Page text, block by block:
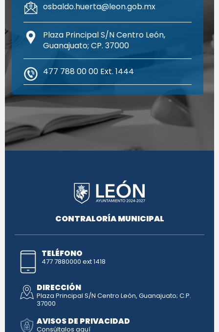
osbaldo.huerta@leon.gob.mx
Plaza Principal S/N Centro León,
Guanajuato; CP. 37000
477 788 00 00 Ext. 1444
CONTRALORÍA MUNICIPAL
TELÉFONO
477 7880000 ext 1418
DIRECCIÓN
Plaza Principal S/N Centro León, Guanajuato; C.P.
37000
AVISOS DE PRIVACIDAD
Consúltalos aquí